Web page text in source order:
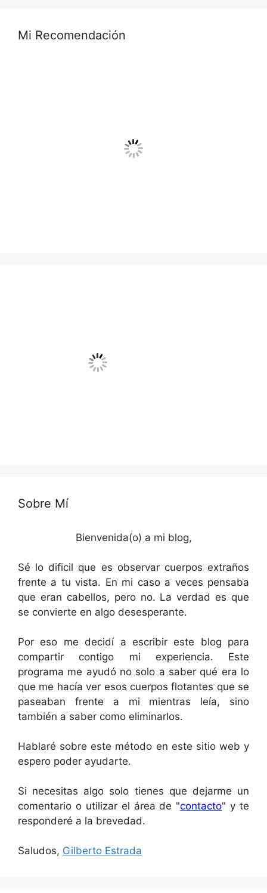
Mi Recomendación
Sobre Mí
Bienvenida(o) a mi blog,
Sé lo dificil que es observar cuerpos extraños
frente a tu vista. En mi caso a veces pensaba
que eran cabellos, pero no. La verdad es que
se convierte en algo desesperante.
Por eso me decidí a escribir este blog para
compartir contigo mi experiencia. Este
programa me ayudó no solo a saber qué era lo
que me hacía ver esos cuerpos flotantes que se
paseaban frente a mi mientras leía, sino
también a saber como eliminarlos.
Hablaré sobre este método en este sitio web y
espero poder ayudarte.
Si necesitas algo solo tienes que dejarme un
comentario o utilizar el área de "contacto" y te
responderé a la brevedad.
Saludos, Gilberto Estrada